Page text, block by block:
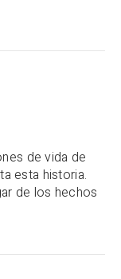
de vida de
esta historia.
de los hechos